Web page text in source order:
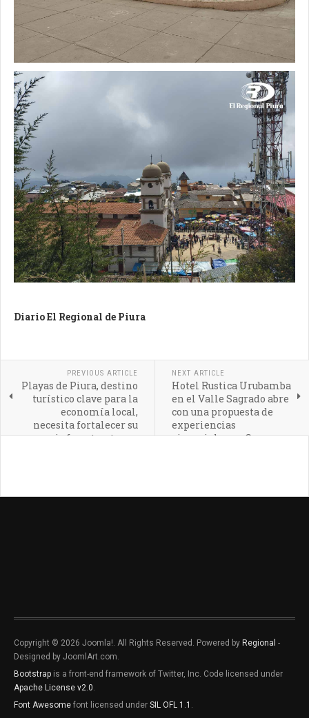
Diario El Regional de Piura
PREVIOUS ARTICLE
Playas de Piura, destino
turístico clave para la
economía local,
necesita fortalecer su
infraestructura y
NEXT ARTICLE
Hotel Rustica Urubamba
en el Valle Sagrado abre
con una propuesta de
experiencias
vivenciales en Cusco
Copyright © 2026 Joomla!. All Rights Reserved. Powered by Regional -
Designed by JoomlArt.com.
Bootstrap is a front-end framework of Twitter, Inc. Code licensed under
Apache License v2.0
Font Awesome font licensed under SIL OFL 1.1